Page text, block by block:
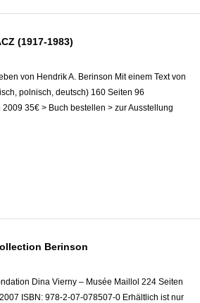
(1917-1983)
von Hendrik A. Berinson Mit einem Text von
polnisch, deutsch) 160 Seiten 96
35€ > Buch bestellen > zur Ausstellung
Berinson
Dina Vierny – Musée Maillol 224 Seiten
ISBN: 978-2-07-078507-0 Erhältlich ist nur